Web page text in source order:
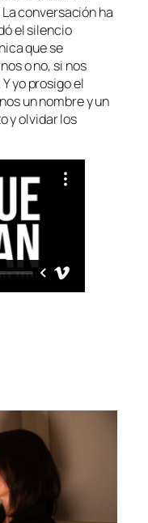
conversación ha
el silencio
que se
o no, si nos
yo prosigo el
un nombre y un
y olvidar los